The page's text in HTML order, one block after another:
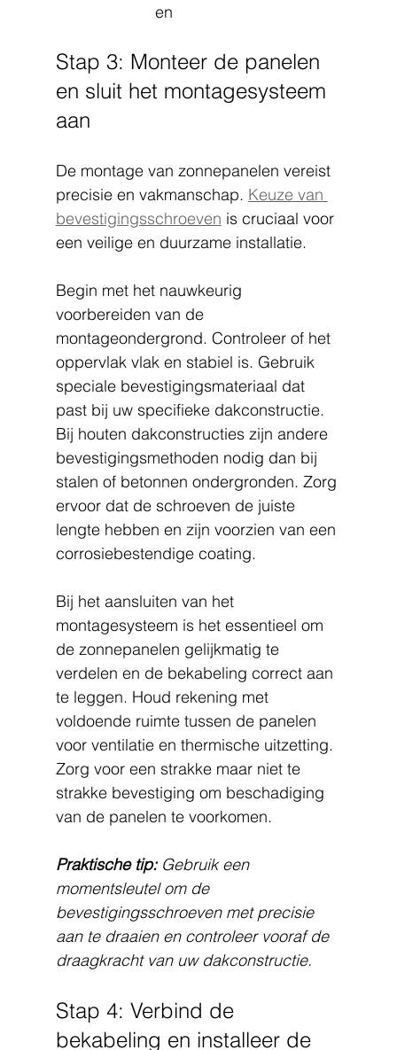
en
Stap 3: Monteer de panelen
en sluit het montagesysteem
aan
De montage van zonnepanelen vereist
precisie en vakmanschap. Keuze van
bevestigingsschroeven is cruciaal voor
een veilige en duurzame installatie.
Begin met het nauwkeurig
voorbereiden van de
montageondergrond. Controleer of het
oppervlak vlak en stabiel is. Gebruik
speciale bevestigingsmateriaal dat
past bij uw specifieke dakconstructie.
Bij houten dakconstructies zijn andere
bevestigingsmethoden nodig dan bij
stalen of betonnen ondergronden. Zorg
ervoor dat de schroeven de juiste
lengte hebben en zijn voorzien van een
corrosiebestendige coating.
Bij het aansluiten van het
montagesysteem is het essentieel om
de zonnepanelen gelijkmatig te
verdelen en de bekabeling correct aan
te leggen. Houd rekening met
voldoende ruimte tussen de panelen
voor ventilatie en thermische uitzetting.
Zorg voor een strakke maar niet te
strakke bevestiging om beschadiging
van de panelen te voorkomen.
Praktische tip: Gebruik een
momentsleutel om de
bevestigingsschroeven met precisie
aan te draaien en controleer vooraf de
draagkracht van uw dakconstructie.
Stap 4: Verbind de
bekabeling en installeer de